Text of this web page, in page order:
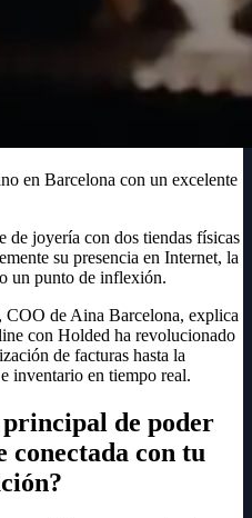
en Barcelona con un excelente
de joyería con dos tiendas físicas
su presencia en Internet, la
un punto de inflexión.
de Aina Barcelona, explica
con Holded ha revolucionado
de facturas hasta la
inventario en tiempo real.
principal de poder
con tu